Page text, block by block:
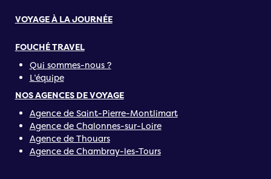
VOYAGE À LA JOURNÉE
FOUCHÉ TRAVEL
Qui sommes-nous ?
L’équipe
NOS AGENCES DE VOYAGE
Agence de Saint-Pierre-Montlimart
Agence de Chalonnes-sur-Loire
Agence de Thouars
Agence de Chambray-les-Tours